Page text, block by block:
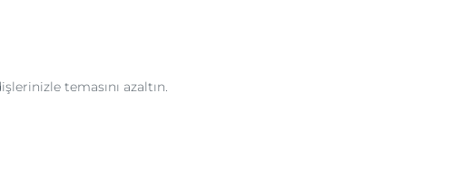
temasını azaltın.